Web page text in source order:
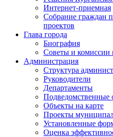
Интернет-приемная
Собрание граждан
проектов
Глава города
Биография
Советы и комиссии
Администрация
Структура
Руководители
Департаменты
Подведомственные
Объекты на карте
Проекты
Установленные
Оценка